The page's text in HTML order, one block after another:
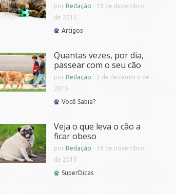
porRedação - 19 de dezembro
de 2015
Artigos
Quantas vezes, por dia,
passear com o seu cão
porRedação - 3 de dezembro de
2015
Você Sabia?
Veja o que leva o cão a
ficar obeso
porRedação - 18 de novembro
de 2015
SuperDicas